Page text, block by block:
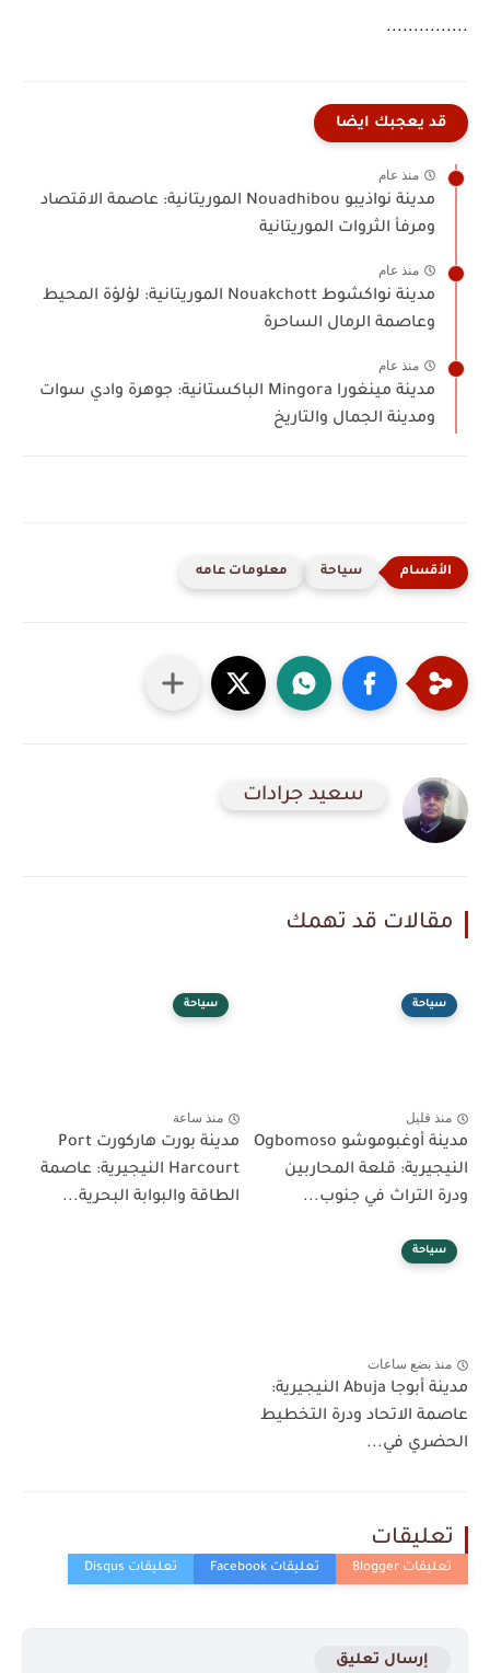
...............
قد يعجبك ايضا
منذ عام
مدينة نواذيبو Nouadhibou الموريتانية: عاصمة الاقتصاد
ومرفأ الثروات الموريتانية
منذ عام
مدينة نواكشوط Nouakchott الموريتانية: لؤلؤة المحيط
وعاصمة الرمال الساحرة
منذ عام
مدينة مينغورا Mingora الباكستانية: جوهرة وادي سوات
ومدينة الجمال والتاريخ
سياحة معلومات عامه
سعيد جرادات
مقالات قد تهمك
سياحة
منذ قليل
مدينة أوغبوموشو Ogbomoso
النيجيرية: قلعة المحاربين
ودرة التراث في جنوب...
سياحة
منذ ساعة
مدينة بورت هاركورت Port
Harcourt النيجيرية: عاصمة
الطاقة والبوابة البحرية...
سياحة
منذ بضع ساعات
مدينة أبوجا Abuja النيجيرية:
عاصمة الاتحاد ودرة التخطيط
الحضري في...
تعليقات
إرسال تعليق